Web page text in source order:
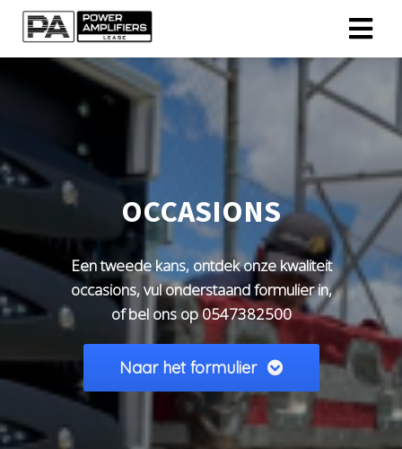
OCCASIONS
Een tweede kans, ontdek onze kwaliteit
occasions, vul onderstaand formulierin,
of bel ons op 0547382500
Naar het formulier